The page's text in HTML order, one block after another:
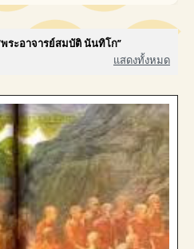
พระอาจารย์สมบัติ นันทิโก
แสดงทั้งหมด